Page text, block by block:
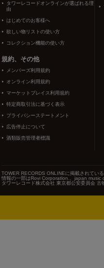
タワーレコードオンラインが選ばれる理
由
はじめてのお客様へ
欲しい物リストの使い方
コレクション機能の使い方
規約、その他
メンバーズ利用規約
オンライン利用規約
マーケットプレイス利用規約
特定商取引法に基づく表示
プライバシーステートメント
広告停止について
酒類販売管理者標識
TOWER RECORDS ONLINEに掲載されてい
情報の一部はRovi Corporation.、japan music
タワーレコード株式会社 東京都公安委員会